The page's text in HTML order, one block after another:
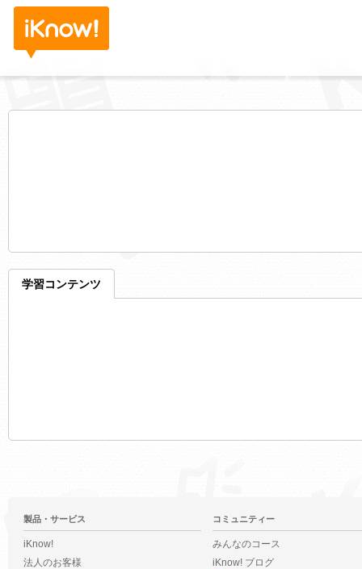
学習コンテンツ
製品・サービス
iKnow!
法人のお客様
コミュニティー
みんなのコース
iKnow! ブログ